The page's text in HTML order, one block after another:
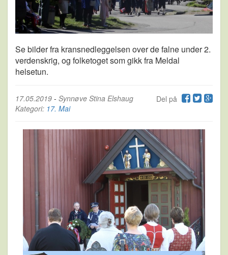
Se bilder fra kransnedleggelsen over de falne under 2.
verdenskrig, og folketoget som gikk fra Meldal
helsetun.
Del på
17.05.2019 - Synnøve Stina Elshaug
Kategori: 17. Mai